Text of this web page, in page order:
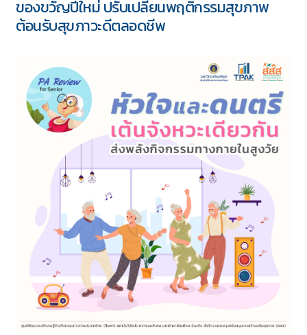
ของขวัญปีใหม่ ปรับเปลี่ยนพฤติกรรมสุขภาพ
ต้อนรับสุขภาวะดีตลอดชีพ